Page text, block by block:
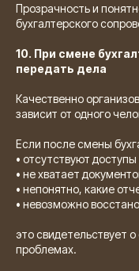
Прозрачность и
бухгалтерского
10. При смене
передать дела
Качественно
зависит от одного
Если после смены
• отсутствуют
• не хватает
• непонятно, какие
• невозможно
это свидетельствует
проблемах.